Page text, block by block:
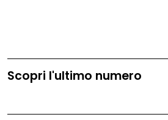
Scopri l'ultimo numero